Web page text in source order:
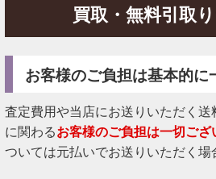
買取・無料引取
お客様のご負担は基本的に
査定費用や当店にお送りいただく
に関わるお客様のご負担は一切ござ
ついては元払いでお送りいただく場